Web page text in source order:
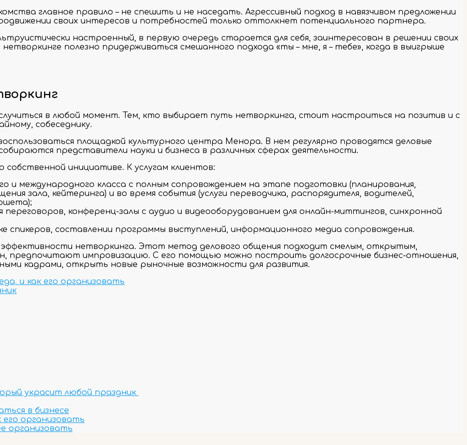
главное правило – не спешить и не наседать. Агрессивный подход в навязчивом предложении
своих интересов и потребностей только оттолкнет потенциального партнера.
настроенный, в первую очередь старается для себя, заинтересован в решении своих
полезно придерживаться смешанного подхода «ты – мне, я – тебе», когда в выигрыше
в любой момент. Тем, кто выбирает путь нетворкинга, стоит настроиться на позитив и с
собеседнику.
площадкой культурного центра Менора. В нем регулярно проводятся деловые
представители науки и бизнеса в различных сферах деятельности.
инициативе. К услугам клиентов:
и международного класса с полным сопровождением на этапе подготовки (планирования,
зала, кейтеринга) и во время события (услуги переводчика, распорядителя, водителей,
переговоров, конференц-залы с аудио и видеооборудованием для онлайн-миттингов, синхронной
спикеров, составлении программы выступлений, информационного медиа сопровождения.
эффективности нетворкинга. Этот метод делового общения подходит смелым, открытым,
предпочитают импровизацию. С его помощью можно построить долгосрочные бизнес-отношения,
кадрами, открыть новые рыночные возможности для развития.
и как его организовать
украсит любой праздник
в бизнесе
его организовать
организовать